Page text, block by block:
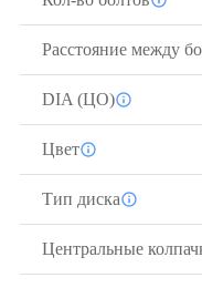
Расстояние между
DIA (ЦО)
Цвет
Тип диска
Центральные